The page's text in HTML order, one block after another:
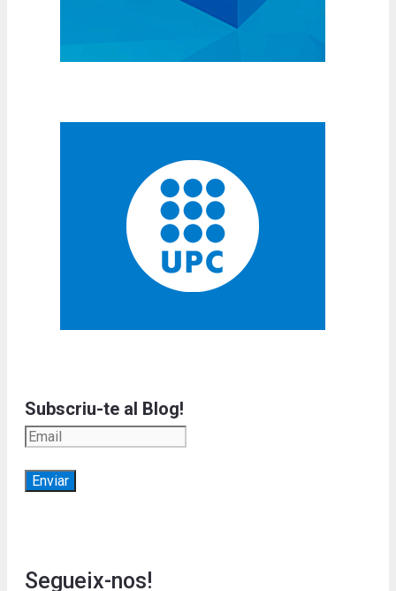
Subscriu-te al Blog!
Segueix-nos!